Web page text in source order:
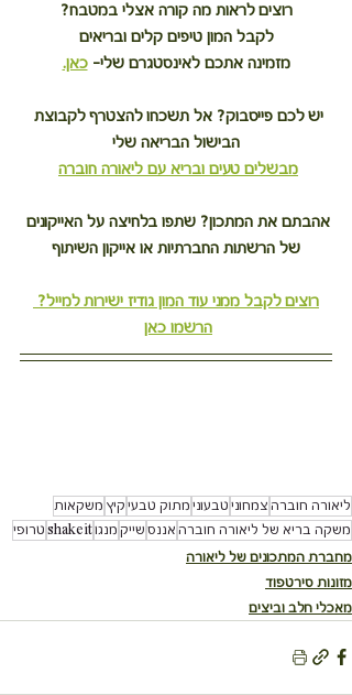
רוצים לראות מה קורה אצלי במטבח?
לקבל המון טיפים קלים ובריאים
מזמינה אתכם לאינסטגרם שלי– כאן.
יש לכם פייסבוק? אל תשכחו להצטרף לקבוצת
הבישול הבריאה שלי
מבשלים טעים ובריא עם ליאורה חוברה
אהבתם את המתכון? שתפו בלחיצה על האייקונים
של הרשתות החברתיות או אייקון השיתוף
רוצים לקבל ממני עוד המון גודיז ישירות למייל?
הרשמו כאן
ליאורה חוברה צמחוני טבעוני מתוק טבעי קיץ משקאות
משקה בריא של ליאורה חוברה אננס שייק מנגוshakeit טרופי
מחברת המתכונים של ליאורה
מזונות סירטפוד
מאכלי חלב וביצים